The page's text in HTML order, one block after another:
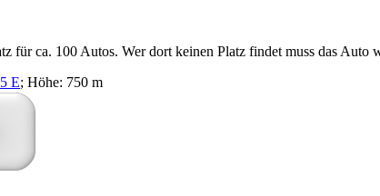
für ca. 100 Autos. Wer dort keinen Platz findet muss das Auto
E; Höhe: 750 m